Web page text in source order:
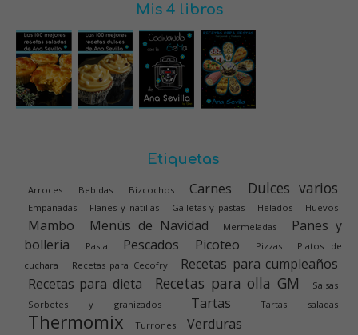
Mis 4 libros
Etiquetas
Arroces Bebidas Bizcochos Carnes Dulces varios
Empanadas Flanes y natillas Galletas y pastas Helados Huevos
Mambo Menús de Navidad Mermeladas
Panes y
bolleria
Pasta Pescados Picoteo Pizzas
Platos de
cuchara
Recetas para Cecofry
Recetas para cumpleaños
Recetas para dieta
Recetas para olla GM
Salsas
Sorbetes y granizados
Tartas Tartas saladas
Thermomix Turrones Verduras